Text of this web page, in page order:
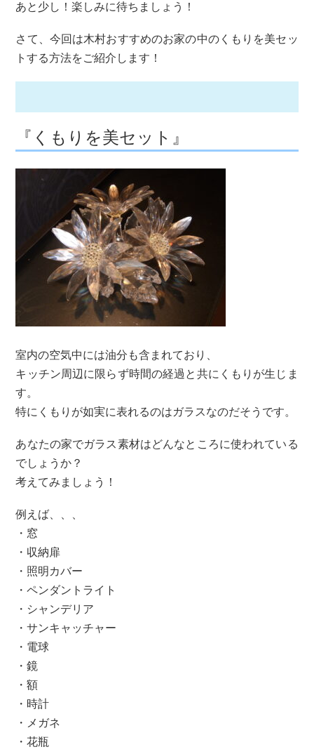
あと少し！楽しみに待ちましょう！
さて、今回は木村おすすめのお家の中のくもりを美セッ
トする方法をご紹介します！
『くもりを美セット』
室内の空気中には油分も含まれており、
キッチン周辺に限らず時間の経過と共にくもりが生じま
す。
特にくもりが如実に表れるのはガラスなのだそうです。
あなたの家でガラス素材はどんなところに使われている
でしょうか？
考えてみましょう！
例えば、、、
・窓
・収納扉
・照明カバー
・ペンダントライト
・シャンデリア
・サンキャッチャー
・電球
・鏡
・額
・時計
・メガネ
・花瓶